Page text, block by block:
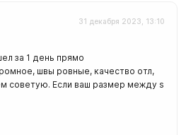
31 декабря 2023, 13:10
за 1 день прямо
швы ровные, качество отл,
советую. Если ваш размер между s